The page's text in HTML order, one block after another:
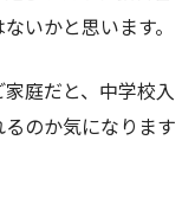
いかと思います。
庭だと、中学校入
のか気になります